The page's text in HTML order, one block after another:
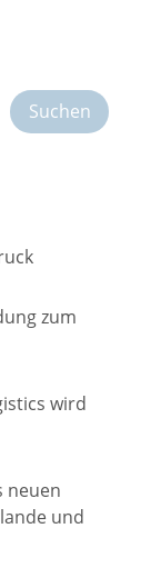
Suchen
zum
wird
neuen
und